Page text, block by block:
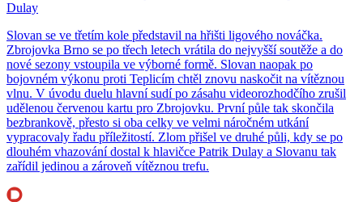
Dulay
Slovan se ve třetím kole představil na hřišti ligového nováčka.
Zbrojovka Brno se po třech letech vrátila do nejvyšší soutěže a do
nové sezony vstoupila ve výborné formě. Slovan naopak po
bojovném výkonu proti Teplicím chtěl znovu naskočit na vítěznou
vlnu. V úvodu duelu hlavní sudí po zásahu videorozhodčího zrušil
udělenou červenou kartu pro Zbrojovku. První půle tak skončila
bezbrankově, přesto si oba celky ve velmi náročném utkání
vypracovaly řadu příležitostí. Zlom přišel ve druhé půli, kdy se po
dlouhém vhazování dostal k hlavičce Patrik Dulay a Slovanu tak
zařídil jedinou a zároveň vítěznou trefu.